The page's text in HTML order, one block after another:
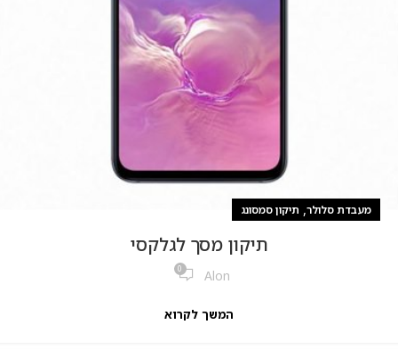
מעבדת סלולר, תיקון סמסונג
תיקון מסך לגלקסי
Alon
0
המשך לקרוא